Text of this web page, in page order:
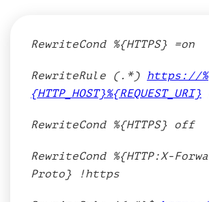
RewriteCond %{HTTPS} =on
RewriteRule (.*) https://%
{HTTP_HOST}%{REQUEST_URI}
RewriteCond %{HTTPS} off
RewriteCond %{HTTP:X-
Proto} !https